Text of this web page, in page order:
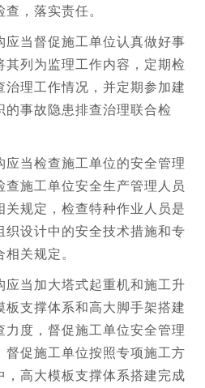
，落实责任。
当督促施工单位认真做好事
列为监理工作内容，定期检
理工作情况，并定期参加建
事故隐患排查治理联合检
当检查施工单位的安全管理
施工单位安全生产管理人员
规定，检查特种作业人员是
设计中的安全技术措施和专
关规定。
当加大塔式起重机和施工升
支撑体系和高大脚手架搭建
度，督促施工单位安全管理
督促施工单位按照专项施工方
高大模板支撑体系搭建完成